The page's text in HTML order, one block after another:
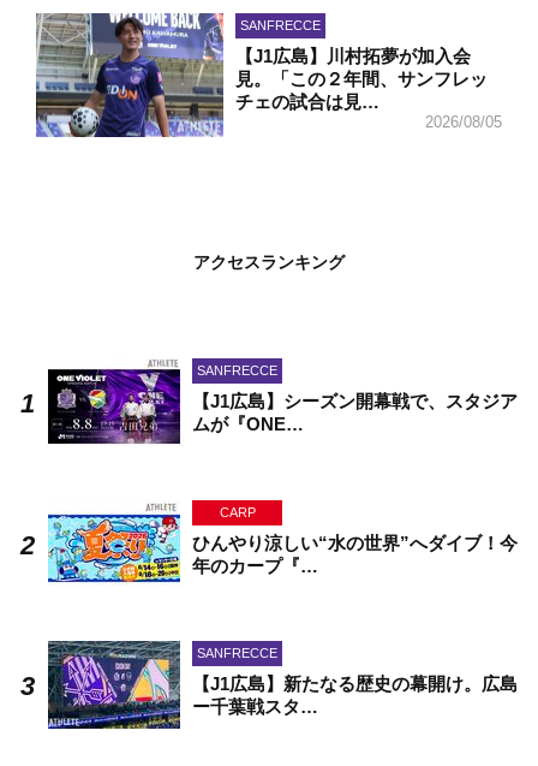
SANFRECCE
【J1広島】川村拓夢が加入会
見。「この２年間、サンフレッ
チェの試合は見…
2026/08/05
アクセスランキング
SANFRECCE
【J1広島】シーズン開幕戦で、スタジア
ムが『ONE…
CARP
ひんやり涼しい“水の世界”へダイブ！今
年のカープ『…
SANFRECCE
【J1広島】新たなる歴史の幕開け。広島
ー千葉戦スタ…